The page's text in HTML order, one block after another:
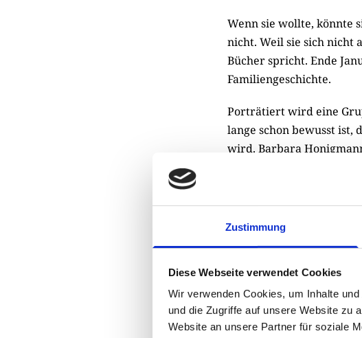
Zustimmung
Diese Webseite verwendet Cookies
Wir verwenden Cookies, um Inhalte
und die Zugriffe auf unsere Website zu
Website an unsere Partner für soziale
Wenn sie wollte, könnte
nicht. Weil sie sich nicht
Bücher spricht. Ende
Familiengeschichte.
Porträtiert wird eine
lange schon bewusst ist,
wird. Barbara
doppelt so alte Mischka
rechnet kurzerhand ab
der Gewalt gewidmet“,
hervorgebracht und zu
privat, selbstbezogen
hier nun erstmals in
Mischka und ihre